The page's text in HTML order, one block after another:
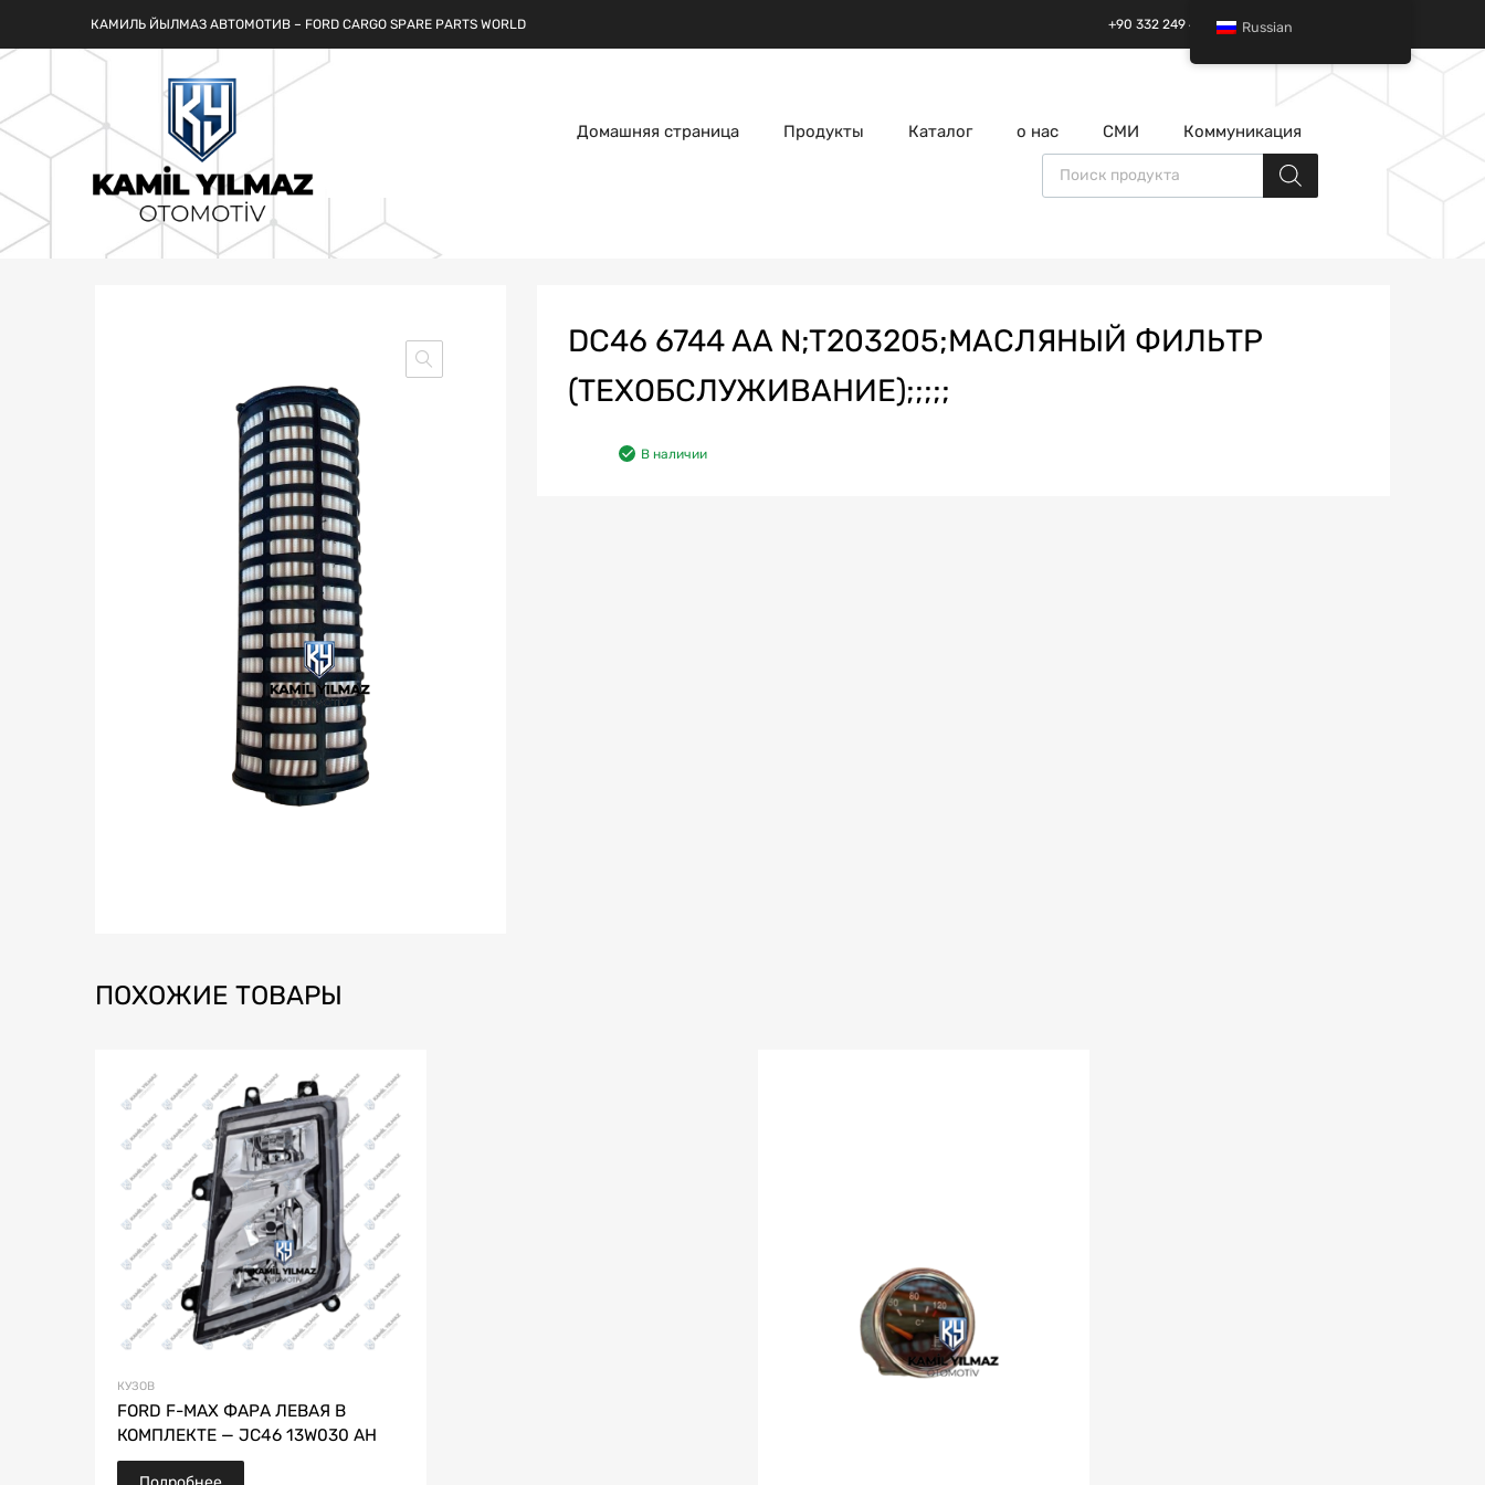
КАМИЛЬ ЙЫЛМАЗ АВТОМОТИВ – FORD CARGO SPARE PARTS WORLD +90 332 249 49 01 | +90 532 685 32 42
Домашняя страница Продукты Каталог о нас СМИ Коммуникация
Поиск товаров
DC46 6744 AA N;T203205;МАСЛЯНЫЙ ФИЛЬТР
(ТЕХОБСЛУЖИВАНИЕ);;;;;
В наличии
ПОХОЖИЕ ТОВАРЫ
КУЗОВ
FORD F-MAX ФАРА ЛЕВАЯ В
КОМПЛЕКТЕ — JC46 13W030 AH
Russian